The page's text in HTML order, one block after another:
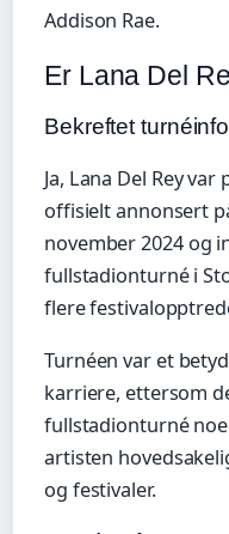
Addison Rae.
Er Lana Del
Bekreftet
Ja, Lana Del Rey
offisielt annonsert
november 2024 og
fullstadionturné i
flere
Turnéen var et
karriere, ettersom
fullstadionturné
artisten
og festivaler.